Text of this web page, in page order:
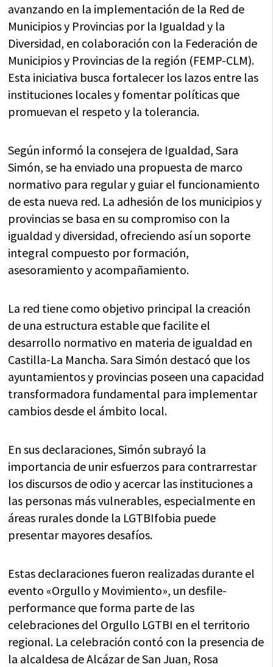
avanzando en la implementación de la Red de
Municipios y Provincias por la Igualdad y la
Diversidad, en colaboración con la Federación de
Municipios y Provincias de la región (FEMP-CLM).
Esta iniciativa busca fortalecer los lazos entre las
instituciones locales y fomentar políticas que
promuevan el respeto y la tolerancia.
Según informó la consejera de Igualdad, Sara
Simón, se ha enviado una propuesta de marco
normativo para regular y guiar el funcionamiento
de esta nueva red. La adhesión de los municipios y
provincias se basa en su compromiso con la
igualdad y diversidad, ofreciendo así un soporte
integral compuesto por formación,
asesoramiento y acompañamiento.
La red tiene como objetivo principal la creación
de una estructura estable que facilite el
desarrollo normativo en materia de igualdad en
Castilla-La Mancha. Sara Simón destacó que los
ayuntamientos y provincias poseen una capacidad
transformadora fundamental para implementar
cambios desde el ámbito local.
En sus declaraciones, Simón subrayó la
importancia de unir esfuerzos para contrarrestar
los discursos de odio y acercar las instituciones a
las personas más vulnerables, especialmente en
áreas rurales donde la LGTBIfobia puede
presentar mayores desafíos.
Estas declaraciones fueron realizadas durante el
evento «Orgullo y Movimiento», un desfile-
performance que forma parte de las
celebraciones del Orgullo LGTBI en el territorio
regional. La celebración contó con la presencia de
la alcaldesa de Alcázar de San Juan, Rosa